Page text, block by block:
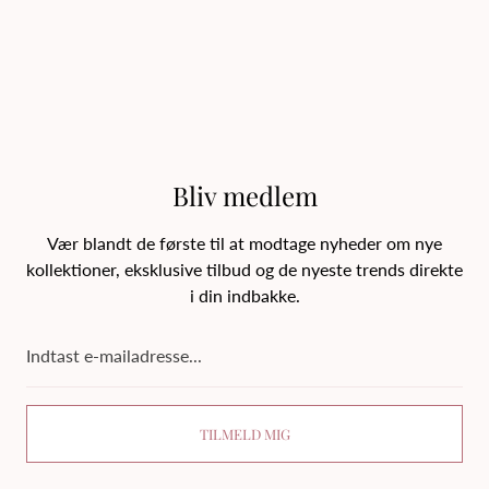
Bliv medlem
Vær blandt de første til at modtage nyheder om nye
kollektioner, eksklusive tilbud og de nyeste trends direkte
i din indbakke.
TILMELD MIG